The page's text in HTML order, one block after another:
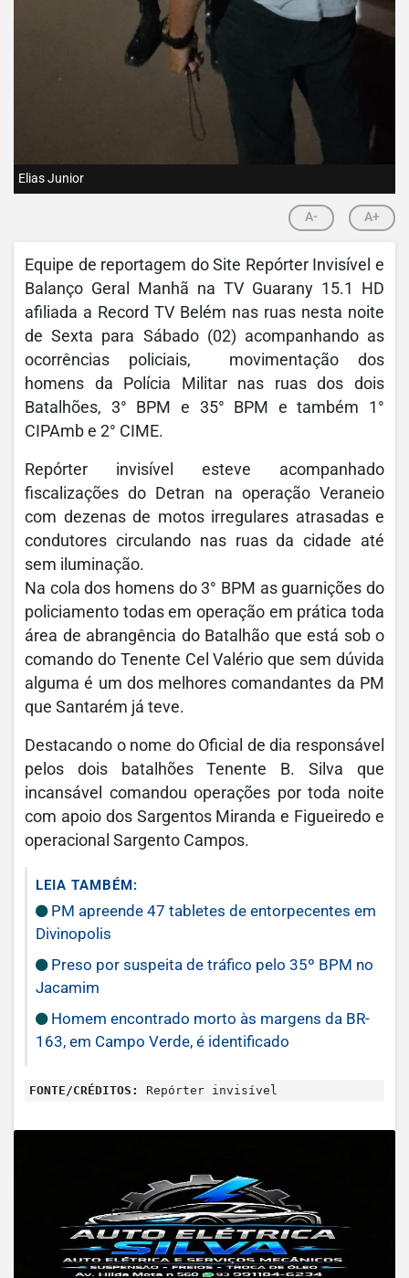
Elias Junior
A- A+
Equipe de reportagem do Site Repórter Invisível e
Balanço Geral Manhã na TV Guarany 15.1 HD
afiliada a Record TV Belém nas ruas nesta noite
de Sexta para Sábado (02) acompanhando as
ocorrências policiais, movimentação dos
homens da Polícia Militar nas ruas dos dois
Batalhões, 3° BPM e 35° BPM e também 1°
CIPAmb e 2° CIME.
Repórter invisível esteve acompanhado
fiscalizações do Detran na operação Veraneio
com dezenas de motos irregulares atrasadas e
condutores circulando nas ruas da cidade até
sem iluminação.
Na cola dos homens do 3° BPM as guarnições do
policiamento todas em operação em prática toda
área de abrangência do Batalhão que está sob o
comando do Tenente Cel Valério que sem dúvida
alguma é um dos melhores comandantes da PM
que Santarém já teve.
Destacando o nome do Oficial de dia responsável
pelos dois batalhões Tenente B. Silva que
incansável comandou operações por toda noite
com apoio dos Sargentos Miranda e Figueiredo e
operacional Sargento Campos.
LEIA TAMBÉM:
PM apreende 47 tabletes de entorpecentes em
Divinopolis
Preso por suspeita de tráfico pelo 35º BPM no
Jacamim
Homem encontrado morto às margens da BR-
163, em Campo Verde, é identificado
FONTE/CRÉDITOS: Repórter invisível